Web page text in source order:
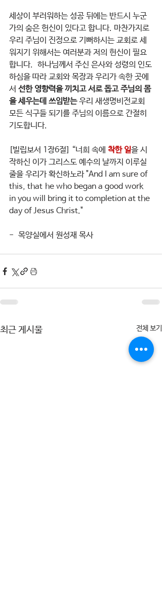
세상이 부러워하는 성공 뒤에는 반드시 누군
가의 숨은 헌신이 있다고 합니다. 마찬가지로
우리 주님이 진정으로 기뻐하시는 교회로 세
워지기 위해서는 여러분과 저의 헌신이 필요
합니다.  하나님께서 주신 은사와 성령의 인도
하심을 따라 교회와 목장과 우리가 속한 곳에
서 선한 영향력을 끼치고 서로 돕고 주님의 몸
을 세우는데 쓰임받는 우리 새생명비전교회
모든 식구들 되기를 주님의 이름으로 간절히
기도합니다.
[빌립보서 1장6절] “너희 속에 착한 일을 시
작하신 이가 그리스도 예수의 날까지 이루실
줄을 우리가 확신하노라 "And I am sure of
this, that he who began a good work
in you will bring it to completion at the
day of Jesus Christ."
-  목양실에서 원성재 목사
최근 게시물 전체 보기